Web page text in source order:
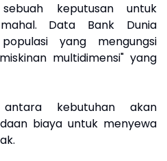
keputusan untuk
Data Bank Dunia
yang mengungsi
multidimensi" yang
kebutuhan akan
biaya untuk menyewa